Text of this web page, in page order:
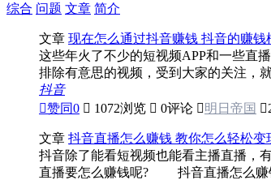
综合 问题 文章 简介
文章 现在怎么通过抖音赚钱 抖音的赚钱
这些年火了不少的短视频APP和一些直
排除有意思的视频，受到大家的关注，
抖音
赞同0  1072浏览  0评论 明日帝国 
文章 抖音直播怎么赚钱 教你怎么轻松变
抖音除了能看短视频也能看主播直播，
直播要怎么赚钱呢? 抖音直播怎么